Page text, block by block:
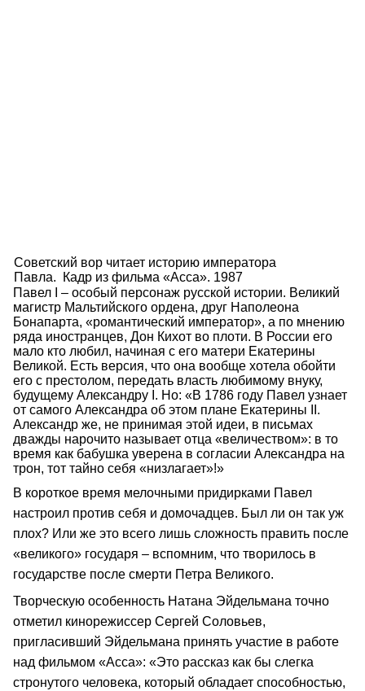
Советский вор читает историю императора
Павла. Кадр из фильма «Асса». 1987
Павел I – особый персонаж русской истории. Великий
магистр Мальтийского ордена, друг Наполеона
Бонапарта, «романтический император», а по мнению
ряда иностранцев, Дон Кихот во плоти. В России его
мало кто любил, начиная с его матери Екатерины
Великой. Есть версия, что она вообще хотела обойти
его с престолом, передать власть любимому внуку,
будущему Александру I. Но: «В 1786 году Павел узнает
от самого Александра об этом плане Екатерины II.
Александр же, не принимая этой идеи, в письмах
дважды нарочито называет отца «величеством»: в то
время как бабушка уверена в согласии Александра на
трон, тот тайно себя «низлагает»!»
В короткое время мелочными придирками Павел
настроил против себя и домочадцев. Был ли он так уж
плох? Или же это всего лишь сложность править после
«великого» государя – вспомним, что творилось в
государстве после смерти Петра Великого.
Творческую особенность Натана Эйдельмана точно
отметил кинорежиссер Сергей Соловьев,
пригласивший Эйдельмана принять участие в работе
над фильмом «Асса»: «Это рассказ как бы слегка
стронутого человека, который обладает способностью,